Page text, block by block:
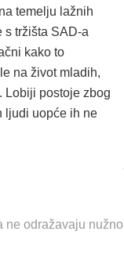
temelju lažnih
s tržišta SAD-a
kako to
na život mladih,
Lobiji postoje zbog
ljudi uopće ih ne
ne odražavaju nužno